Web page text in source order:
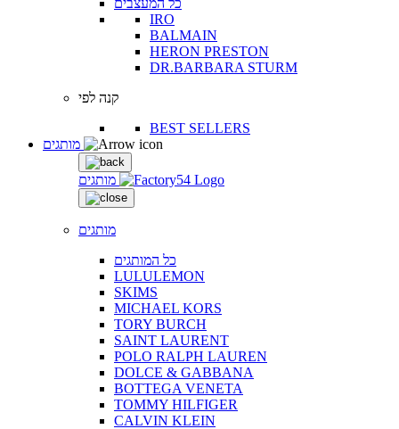
IRO
BALMAIN
HERON PRESTON
DR.BARBARA STURM
קנה לפי
BEST SELLERS
מותגים
מותגים
כל המותגים
LULULEMON
SKIMS
MICHAEL KORS
TORY BURCH
SAINT LAURENT
POLO RALPH LAUREN
DOLCE & GABBANA
BOTTEGA VENETA
TOMMY HILFIGER
CALVIN KLEIN